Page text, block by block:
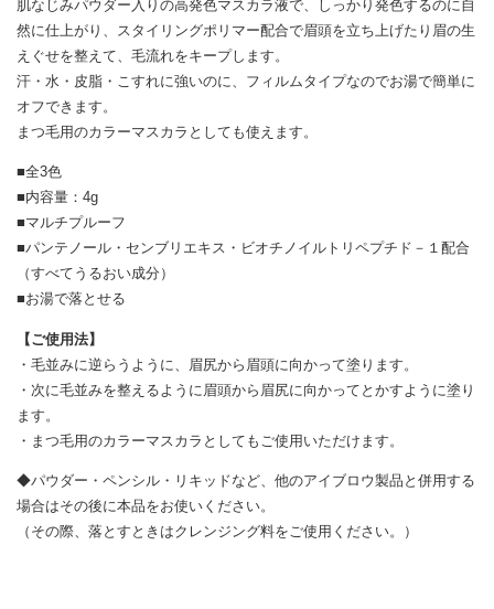
肌なじみパウダー入りの高発色マスカラ液で、しっかり発色するのに自
然に仕上がり、スタイリングポリマー配合で眉頭を立ち上げたり眉の生
えぐせを整えて、毛流れをキープします。
汗・水・皮脂・こすれに強いのに、フィルムタイプなのでお湯で簡単に
オフできます。
まつ毛用のカラーマスカラとしても使えます。
■全3色
■内容量：4g
■マルチプルーフ
■パンテノール・センブリエキス・ビオチノイルトリペプチド－１配合
（すべてうるおい成分）
■お湯で落とせる
【ご使用法】
・毛並みに逆らうように、眉尻から眉頭に向かって塗ります。
・次に毛並みを整えるように眉頭から眉尻に向かってとかすように塗り
ます。
・まつ毛用のカラーマスカラとしてもご使用いただけます。
◆パウダー・ペンシル・リキッドなど、他のアイブロウ製品と併用する
場合はその後に本品をお使いください。
（その際、落とすときはクレンジング料をご使用ください。）